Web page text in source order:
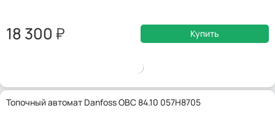
18 300 Купить
Топочный автомат Danfoss OBC 84.10 057H8705